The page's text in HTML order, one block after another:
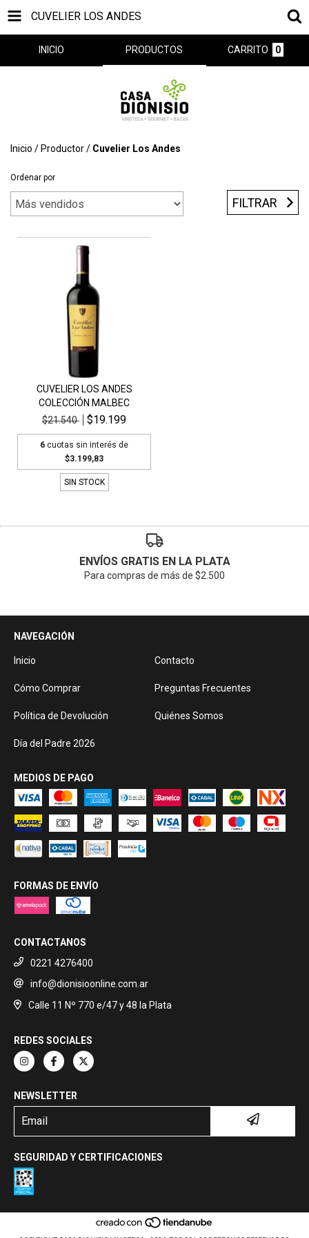
CUVELIER LOS ANDES
INICIO PRODUCTOS CARRITO 0
Inicio / Productor/ Cuvelier Los Andes
Ordenar por
FILTRAR
CUVELIER LOS ANDES
COLECCIÓN MALBEC
$21.540
$19.199
6 cuotas sin interés de
$3.199,83
SIN STOCK
ENVÍOS GRATIS EN LA PLATA
Para compras de más de $2.500
NAVEGACIÓN
Inicio Contacto
Cómo Comprar Preguntas Frecuentes
Política de Devolución Quiénes Somos
Día del Padre 2026
MEDIOS DE PAGO
FORMAS DE ENVÍO
CONTACTANOS
0221 4276400
info@dionisioonline.com.ar
Calle 11 Nº 770 e/47 y 48 la Plata
REDES SOCIALES
NEWSLETTER
SEGURIDAD Y CERTIFICACIONES